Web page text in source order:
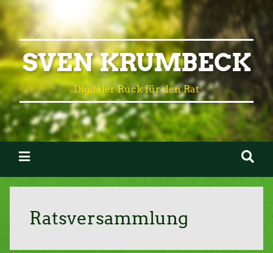
SVEN KRUMBECK
Digitaler Ruck für den Rat
Ratsversammlung